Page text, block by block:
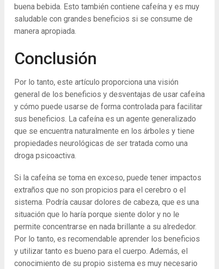
buena bebida. Esto también contiene cafeína y es muy
saludable con grandes beneficios si se consume de
manera apropiada.
Conclusión
Por lo tanto, este artículo proporciona una visión
general de los beneficios y desventajas de usar cafeína
y cómo puede usarse de forma controlada para facilitar
sus beneficios. La cafeína es un agente generalizado
que se encuentra naturalmente en los árboles y tiene
propiedades neurológicas de ser tratada como una
droga psicoactiva.
Si la cafeína se toma en exceso, puede tener impactos
extraños que no son propicios para el cerebro o el
sistema. Podría causar dolores de cabeza, que es una
situación que lo haría porque siente dolor y no le
permite concentrarse en nada brillante a su alrededor.
Por lo tanto, es recomendable aprender los beneficios
y utilizar tanto es bueno para el cuerpo. Además, el
conocimiento de su propio sistema es muy necesario